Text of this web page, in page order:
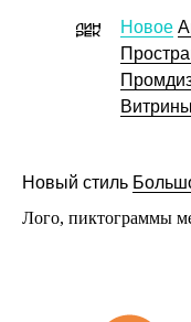
Новое
Витрины
Новый стиль
Лого, пиктограммы